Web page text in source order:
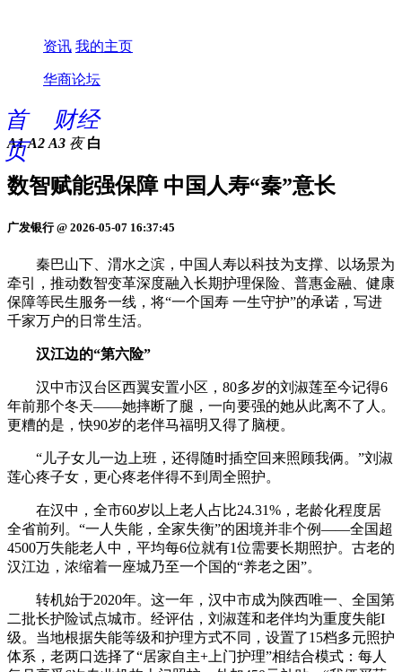
资讯 我的主页
华商论坛
首
页
财经
A1 A2 A3 夜 白
数智赋能强保障 中国人寿“秦”意长
广发银行 @ 2026-05-07 16:37:45
秦巴山下、渭水之滨，中国人寿以科技为支撑、以场景为
牵引，推动数智变革深度融入长期护理保险、普惠金融、健康
保障等民生服务一线，将“一个国寿 一生守护”的承诺，写进
千家万户的日常生活。
汉江边的“第六险”
汉中市汉台区西翼安置小区，80多岁的刘淑莲至今记得6
年前那个冬天——她摔断了腿，一向要强的她从此离不了人。
更糟的是，快90岁的老伴马福明又得了脑梗。
“儿子女儿一边上班，还得随时插空回来照顾我俩。”刘淑
莲心疼子女，更心疼老伴得不到周全照护。
在汉中，全市60岁以上老人占比24.31%，老龄化程度居
全省前列。“一人失能，全家失衡”的困境并非个例——全国超
4500万失能老人中，平均每6位就有1位需要长期照护。古老的
汉江边，浓缩着一座城乃至一个国的“养老之困”。
转机始于2020年。这一年，汉中市成为陕西唯一、全国第
二批长护险试点城市。经评估，刘淑莲和老伴均为重度失能I
级。当地根据失能等级和护理方式不同，设置了15档多元照护
体系，老两口选择了“居家自主+上门护理”相结合模式：每人